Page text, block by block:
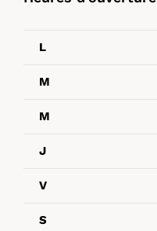
L
M
M
J
V
S